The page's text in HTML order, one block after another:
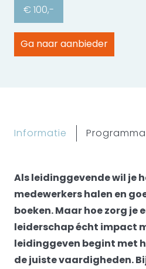
€ 100,-
Ga naar aanbieder
Informatie Programma
Als leidinggevende wil je
medewerkers halen en
boeken. Maar hoe zorg je
leiderschap écht impact
leidinggeven begint met
de juiste vaardigheden.